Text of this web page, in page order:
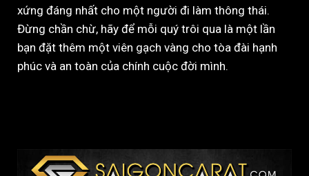
xứng đáng nhất cho một người đi làm thông thái.
Đừng chần chừ, hãy để mỗi quý trôi qua là một lần
bạn đặt thêm một viên gạch vàng cho tòa đài hạnh
phúc và an toàn của chính cuộc đời mình.